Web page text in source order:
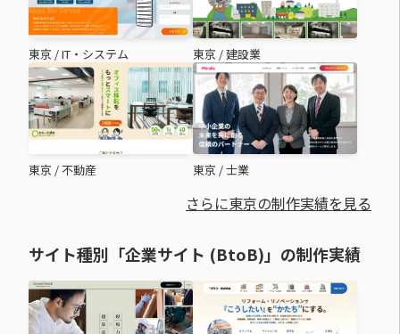
東京 /IT・システム 東京 /建設業
東京 /不動産 東京 /士業
さらに東京の制作実績を見る
サイト種別「企業サイト (BtoB)」の制作実績